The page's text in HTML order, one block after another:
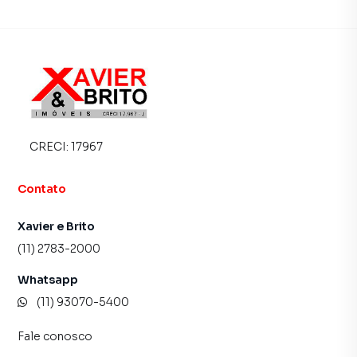
CRECI: 17967
Contato
Xavier e Brito
(11) 2783-2000
Whatsapp
(11) 93070-5400
Fale conosco